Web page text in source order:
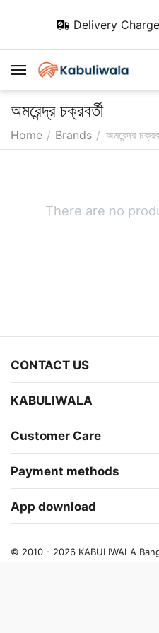
Delivery
অমরেন্দ্র চক্রবর্তী
Home / Brands / অমরেন্দ্র
There are no
CONTACT US
KABULIWALA
Customer Care
Payment methods
App download
© 2010 - 2026 KABULIWALA